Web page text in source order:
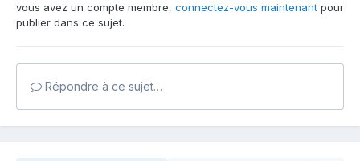
vous avez un compte membre, connectez-vous maintenant pour
publier dans ce sujet.
Répondre à ce sujet…